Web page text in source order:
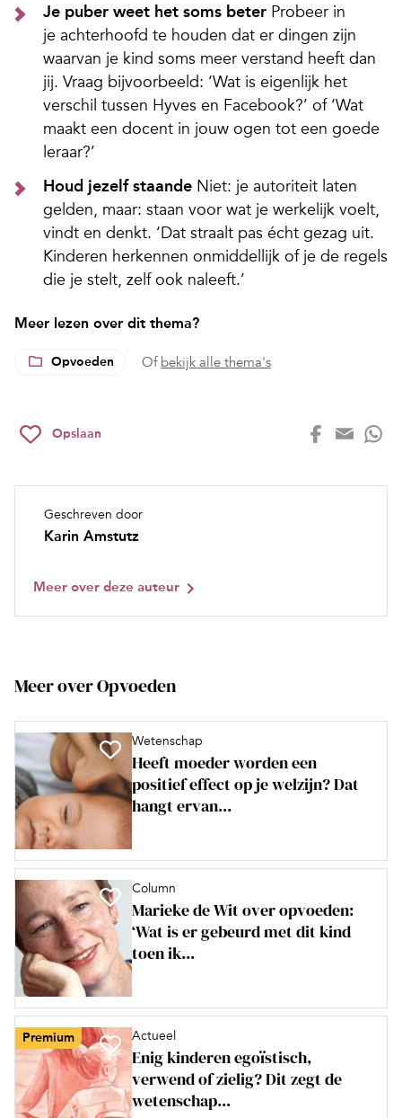
Je puber weet het soms beter Probeer in
je achterhoofd te houden dat er dingen zijn
waarvan je kind soms meer verstand heeft dan
jij. Vraag bijvoorbeeld: ‘Wat is eigenlijk het
verschil tussen Hyves en Facebook?’ of ‘Wat
maakt een docent in jouw ogen tot een goede
leraar?’
Houd jezelf staande Niet: je autoriteit laten
gelden, maar: staan voor wat je werkelijk voelt,
vindt en denkt. ‘Dat straalt pas écht gezag uit.
Kinderen herkennen onmiddellijk of je de regels
die je stelt, zelf ook naleeft.’
Meer lezen over dit thema?
Opvoeden Of bekijk alle thema's
Opslaan
Geschreven door
Karin Amstutz
Meer over deze auteur
Meer over Opvoeden
Wetenschap
Heeft moeder worden een
positief effect op je welzijn? Dat
hangt ervan...
Column
Marieke de Wit over opvoeden:
‘Wat is er gebeurd met dit kind
toen ik...
Premium Actueel
Enig kinderen egoïstisch,
verwend of zielig? Dit zegt de
wetenschap...